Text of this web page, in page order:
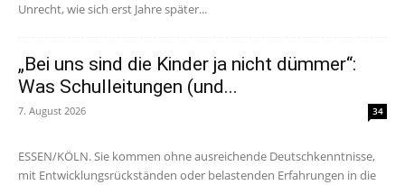
Unrecht, wie sich erst Jahre später...
„Bei uns sind die Kinder ja nicht dümmer“:
Was Schulleitungen (und...
7. August 2026 34
ESSEN/KÖLN. Sie kommen ohne ausreichende Deutschkenntnisse,
mit Entwicklungsrückständen oder belastenden Erfahrungen in die